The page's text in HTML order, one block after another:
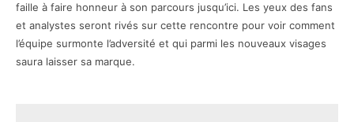
faille à faire honneur à son parcours jusqu’ici. Les yeux des fans
et analystes seront rivés sur cette rencontre pour voir comment
l’équipe surmonte l’adversité et qui parmi les nouveaux visages
saura laisser sa marque.